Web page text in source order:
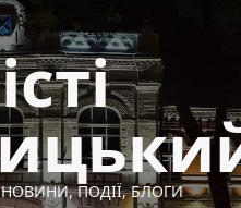
ПОДІЇ, БЛОГИ